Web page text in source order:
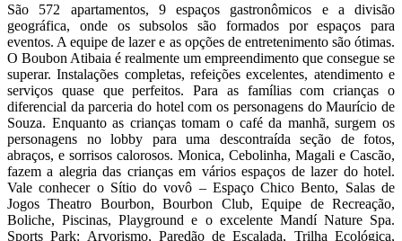
São 572 apartamentos, 9 espaços gastronômicos e a divisão
geográfica, onde os subsolos são formados por espaços para
eventos. A equipe de lazer e as opções de entretenimento são ótimas.
O Boubon Atibaia é realmente um empreendimento que consegue se
superar. Instalações completas, refeições excelentes, atendimento e
serviços quase que perfeitos. Para as famílias com crianças o
diferencial da parceria do hotel com os personagens do Maurício de
Souza. Enquanto as crianças tomam o café da manhã, surgem os
personagens no lobby para uma descontraída seção de fotos,
abraços, e sorrisos calorosos. Monica, Cebolinha, Magali e Cascão,
fazem a alegria das crianças em vários espaços de lazer do hotel.
Vale conhecer o Sítio do vovô – Espaço Chico Bento, Salas de
Jogos Theatro Bourbon, Bourbon Club, Equipe de Recreação,
Boliche, Piscinas, Playground e o excelente Mandí Nature Spa.
Sports Park: Arvorismo, Paredão de Escalada, Trilha Ecológica,